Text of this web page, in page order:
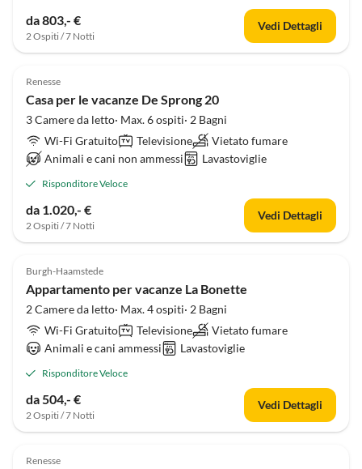
da 803,- €
2 Ospiti / 7 Notti
Vedi Dettagli
Renesse
Casa per le vacanze De Sprong 20
3 Camere da letto· Max. 6 ospiti· 2 Bagni
Wi-Fi Gratuito
Televisione
Vietato fumare
Animali e cani non ammessi
Lavastoviglie
Risponditore Veloce
da 1.020,- €
2 Ospiti / 7 Notti
Vedi Dettagli
Burgh-Haamstede
Appartamento per vacanze La Bonette
2 Camere da letto· Max. 4 ospiti· 2 Bagni
Wi-Fi Gratuito
Televisione
Vietato fumare
Animali e cani ammessi
Lavastoviglie
Risponditore Veloce
da 504,- €
2 Ospiti / 7 Notti
Vedi Dettagli
Renesse